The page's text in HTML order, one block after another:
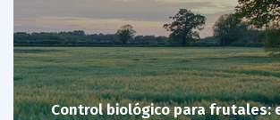
Control biológico para frutales: